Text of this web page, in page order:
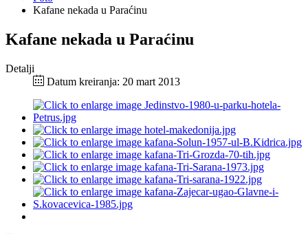
Kafane nekada u Paraćinu
Kafane nekada u Paraćinu
Detalji
Datum kreiranja: 20 mart 2013